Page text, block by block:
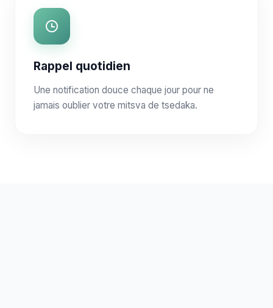
Rappel quotidien
Une notification douce chaque jour pour ne
jamais oublier votre mitsva de tsedaka.